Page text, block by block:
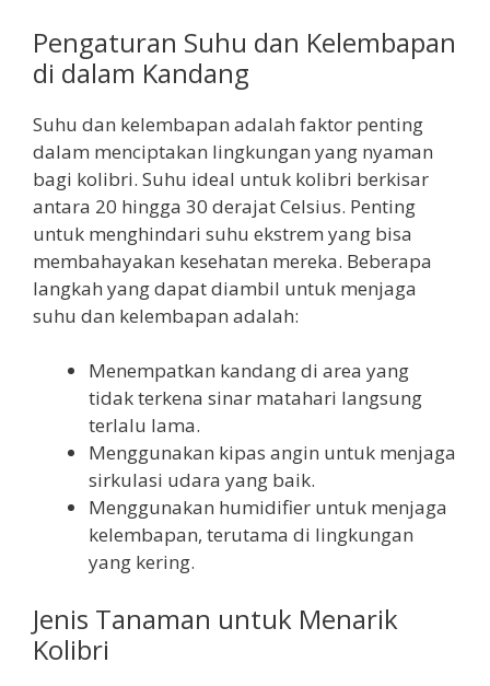
Pengaturan Suhu dan Kelembapan
di dalam Kandang
Suhu dan kelembapan adalah faktor penting
dalam menciptakan lingkungan yang nyaman
bagi kolibri. Suhu ideal untuk kolibri berkisar
antara 20 hingga 30 derajat Celsius. Penting
untuk menghindari suhu ekstrem yang bisa
membahayakan kesehatan mereka. Beberapa
langkah yang dapat diambil untuk menjaga
suhu dan kelembapan adalah:
Menempatkan kandang di area yang
tidak terkena sinar matahari langsung
terlalu lama.
Menggunakan kipas angin untuk menjaga
sirkulasi udara yang baik.
Menggunakan humidifier untuk menjaga
kelembapan, terutama di lingkungan
yang kering.
Jenis Tanaman untuk Menarik
Kolibri